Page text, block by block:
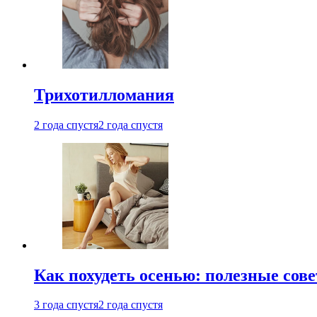
Трихотилломания
2 года спустя2 года спустя
Как похудеть осенью: полезные
3 года спустя2 года спустя